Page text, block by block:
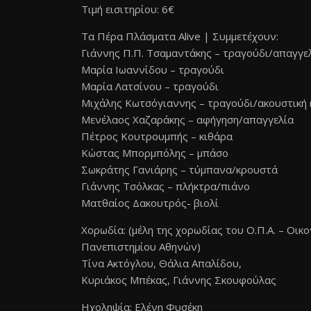
Τιμή εισιτηρίου: 6€
Τα Πέρα Πλάσματα Αlive | Συμμετέχουν:
Γιάννης Π.Π. Τσαμαντάκης – τραγούδι/
Μαρία Ιωαννίδου – τραγούδι
Μαρία Λατσίνου – τραγούδι
Μιχάλης Κωτσόγιαννης – τραγούδι/ακουστική
Μενέλαος Χαζαράκης – αφήγηση/απαγγελία
Πέτρος Κουτρουμπής – κιθάρα
Κώστας Μπορμπόλης – μπάσο
Σωκράτης Γανιάρης – τύμπανα/κρουστά
Γιάννης Τσόλκας – πλήκτρα/πιάνο
Ματθαίος Δακουτρός- βιολί
Χορωδία: (μέλη της χορωδίας του Ο.Π.Α. –
Πανεπιστημίου Αθηνών)
Τίνα Ακτόγλου, Θάλια Απαλίδου,
Κυριάκος Μπέκας, Γιάννης Σκουφούλας
Ηχοληψία: Ελένη Φυσέκη